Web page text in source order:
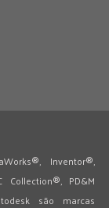
Inventor®,
Collection®, PD&M
são marcas